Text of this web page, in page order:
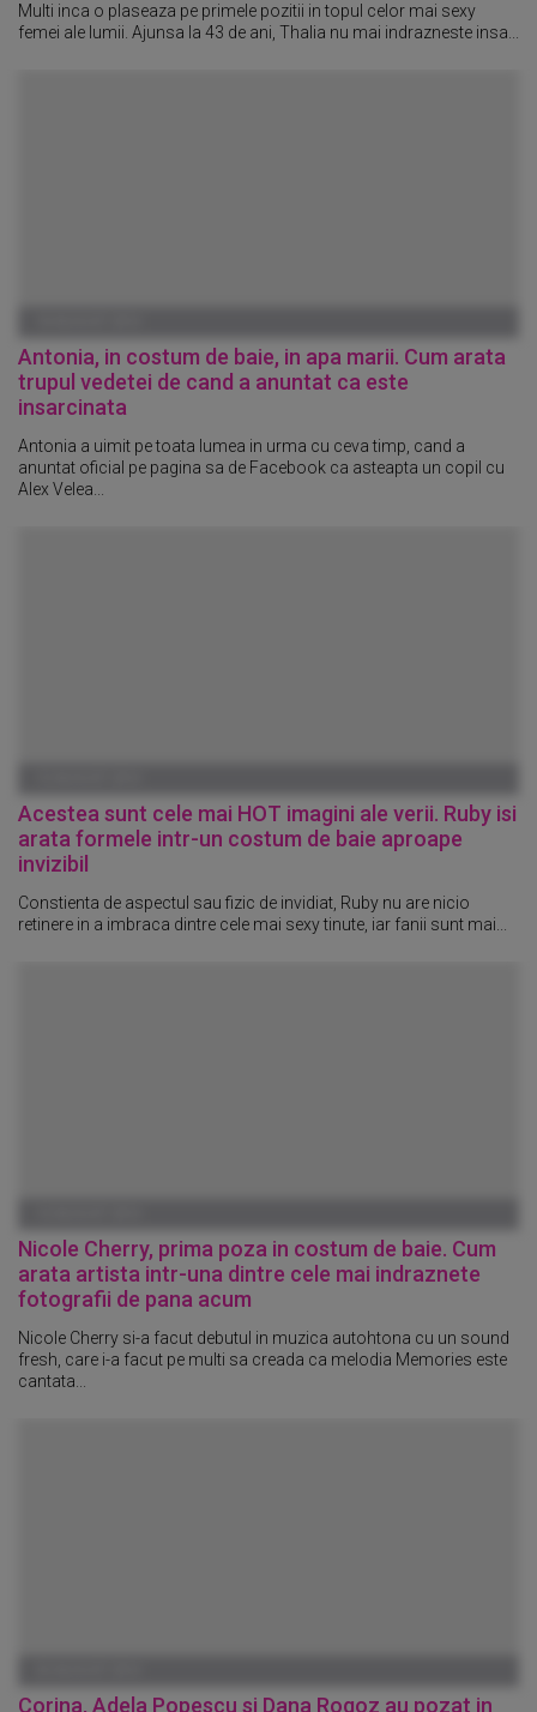
Multi inca o plaseaza pe primele pozitii in topul celor mai sexy
femei ale lumii. Ajunsa la 43 de ani, Thalia nu mai indrazneste insa...
Antonia, in costum de baie, in apa marii. Cum arata
trupul vedetei de cand a anuntat ca este
insarcinata
Antonia a uimit pe toata lumea in urma cu ceva timp, cand a
anuntat oficial pe pagina sa de Facebook ca asteapta un copil cu
Alex Velea...
Acestea sunt cele mai HOT imagini ale verii. Ruby isi
arata formele intr-un costum de baie aproape
invizibil
Constienta de aspectul sau fizic de invidiat, Ruby nu are nicio
retinere in a imbraca dintre cele mai sexy tinute, iar fanii sunt mai...
Nicole Cherry, prima poza in costum de baie. Cum
arata artista intr-una dintre cele mai indraznete
fotografii de pana acum
Nicole Cherry si-a facut debutul in muzica autohtona cu un sound
fresh, care i-a facut pe multi sa creada ca melodia Memories este
cantata...
Corina, Adela Popescu si Dana Rogoz au pozat in